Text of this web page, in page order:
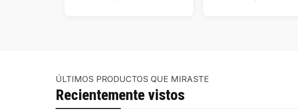
ÚLTIMOS PRODUCTOS QUE MIRASTE
Recientemente vistos